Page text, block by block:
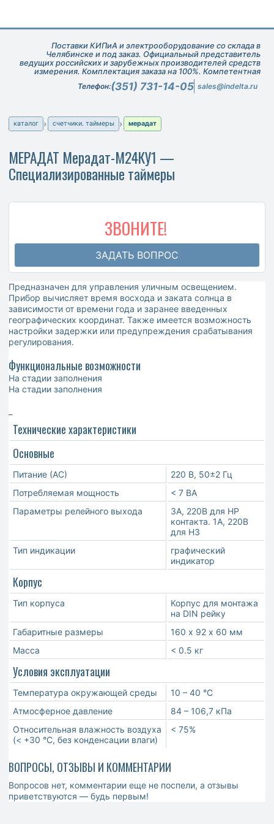
Поставки КИПиА и электрооборудование со склада в
Челябинске и под заказ. Официальный представитель
ведущих российских и зарубежных производителей средств
измерения. Комплектация заказа на 100%. Компетентная
техническая поддержка при подборе оборудования.
Телефон:(351) 731-14-05 sales@indelta.ru
каталог счетчики. таймеры мерадат
МЕРАДАТ Мерадат-М24КУ1 —
Специализированные таймеры
ЗВОНИТЕ!
ЗАДАТЬ ВОПРОС
Предназначен для управления уличным освещением.
Прибор вычисляет время восхода и заката солнца в
зависимости от времени года и заранее введенных
географических координат. Также имеется возможность
настройки задержки или предупреждения срабатывания
регулирования.
Функциональные возможности
На стадии заполнения
На стадии заполнения
Технические характеристики
Основные
Питание (АС)
220 В, 50±2 Гц
Потребляемая мощность
< 7 ВА
Параметры релейного выхода
3А, 220В для НР
контакта. 1А, 220В
для НЗ
Тип индикации
графический
индикатор
Корпус
Тип корпуса
Корпус для монтажа
на DIN рейку
Габаритные размеры
160 х 92 х 60 мм
Масса
< 0.5 кг
Условия эксплуатации
Температура окружающей среды
10 – 40 °С
Атмосферное давление
84 – 106,7 кПа
Относительная влажность воздуха
(< +30 °С, без конденсации влаги)
< 75%
ВОПРОСЫ, ОТЗЫВЫ И КОММЕНТАРИИ
Вопросов нет, комментарии еще не поспели, а отзывы
приветствуются — будь первым!